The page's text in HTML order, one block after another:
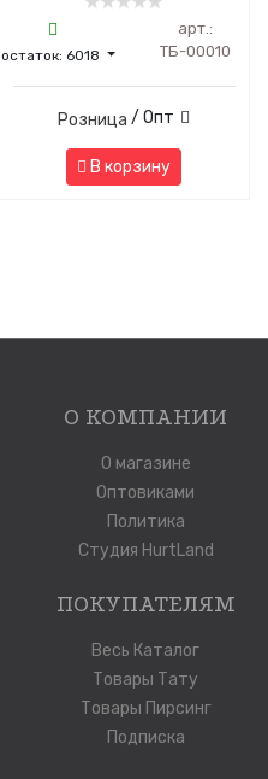
остаток: 6018
арт.:
ТБ-00010
Розница / Опт
В корзину
О КОМПАНИИ
О магазине
Оптовиками
Политика
Студия HurtLand
ПОКУПАТЕЛЯМ
Весь Каталог
Товары Тату
Товары Пирсинг
Подписка